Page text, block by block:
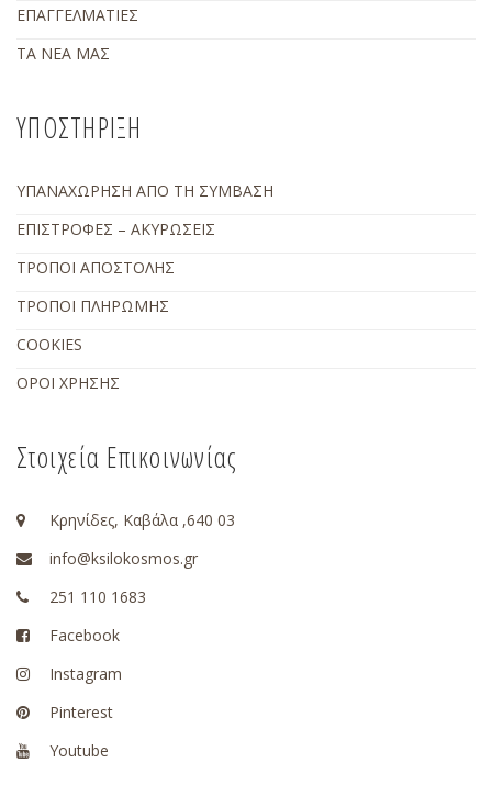
ΕΠΑΓΓΕΛΜΑΤΙΕΣ
ΤΑ ΝΕΑ ΜΑΣ
ΥΠΟΣΤΗΡΙΞΗ
ΥΠΑΝΑΧΩΡΗΣΗ ΑΠΟ ΤΗ ΣΥΜΒΑΣΗ
ΕΠΙΣΤΡΟΦΕΣ – ΑΚΥΡΩΣΕΙΣ
ΤΡΟΠΟΙ ΑΠΟΣΤΟΛΗΣ
ΤΡΟΠΟΙ ΠΛΗΡΩΜΗΣ
COOKIES
ΟΡΟΙ ΧΡΗΣΗΣ
Στοιχεία Επικοινωνίας
Κρηνίδες, Καβάλα ,640 03
info@ksilokosmos.gr
251 110 1683
Facebook
Instagram
Pinterest
Youtube